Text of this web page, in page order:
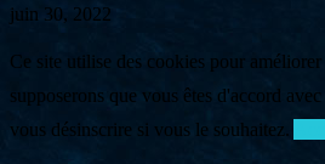
juin 30, 2022
Ce site utilise des cookies pour
supposerons que vous êtes d'accord
vous désinscrire si vous le souhaitez.